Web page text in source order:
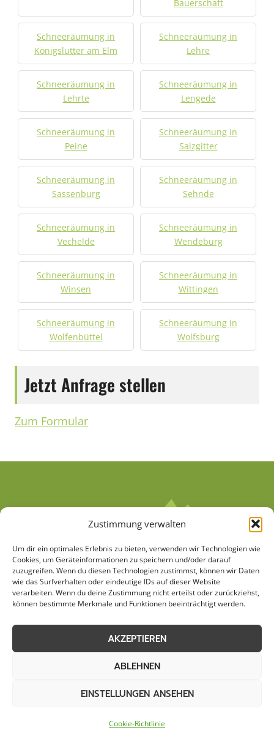
Zustimmung verwalten
Um dir ein optimales Erlebnis zu bieten, verwenden wir Technologien wie
Cookies, um Geräteinformationen zu speichern und/oder darauf
zuzugreifen. Wenn du diesen Technologien zustimmst, können wir Daten
wie das Surfverhalten oder eindeutige IDs auf dieser Website
verarbeiten. Wenn du deine Zustimmung nicht erteilst oder zurückziehst,
können bestimmte Merkmale und Funktionen beeinträchtigt werden.
AKZEPTIEREN
ABLEHNEN
EINSTELLUNGEN ANSEHEN
Cookie-Richtlinie
Bauerschaft
Schneeräumung in
Königslutter am Elm
Schneeräumung in
Lehre
Schneeräumung in
Lehrte
Schneeräumung in
Lengede
Schneeräumung in
Peine
Schneeräumung in
Salzgitter
Schneeräumung in
Sassenburg
Schneeräumung in
Sehnde
Schneeräumung in
Vechelde
Schneeräumung in
Wendeburg
Schneeräumung in
Winsen
Schneeräumung in
Wittingen
Schneeräumung in
Wolfenbüttel
Schneeräumung in
Wolfsburg
Jetzt Anfrage stellen
Zum Formular
AGB
Datenschutzerklärung
Cookie-Richtlinie (EU)
Kontakt
Impressum
Sitemap